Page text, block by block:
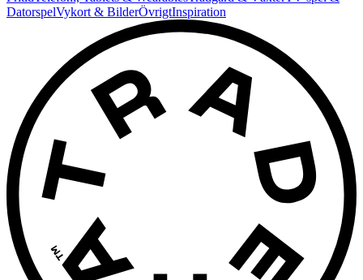
DatorspelVykort & BilderÖvrigtInspiration